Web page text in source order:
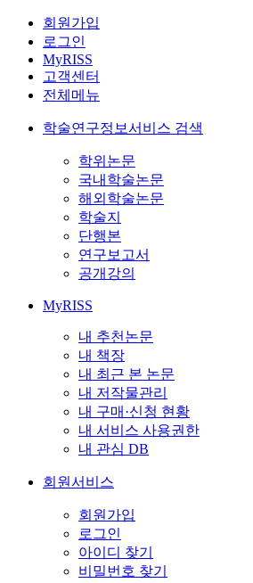
회원가입
로그인
MyRISS
고객센터
전체메뉴
학술연구정보서비스 검색
학위논문
국내학술논문
해외학술논문
학술지
단행본
연구보고서
공개강의
MyRISS
내 추천논문
내 책장
내 최근 본 논문
내 저작물관리
내 구매·신청 현황
내 서비스 사용권한
내 관심 DB
회원서비스
회원가입
로그인
아이디 찾기
비밀번호 찾기